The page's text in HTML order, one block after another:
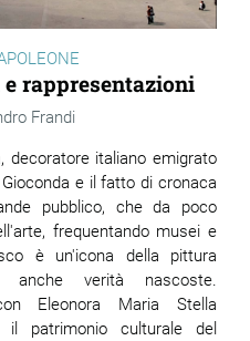
rappresentazioni
Frandi
decoratore italiano emigrato
e il fatto di cronaca
pubblico, che da poco
frequentando musei e
è un'icona della pittura
anche verità nascoste.
Eleonora Maria Stella
patrimonio culturale del